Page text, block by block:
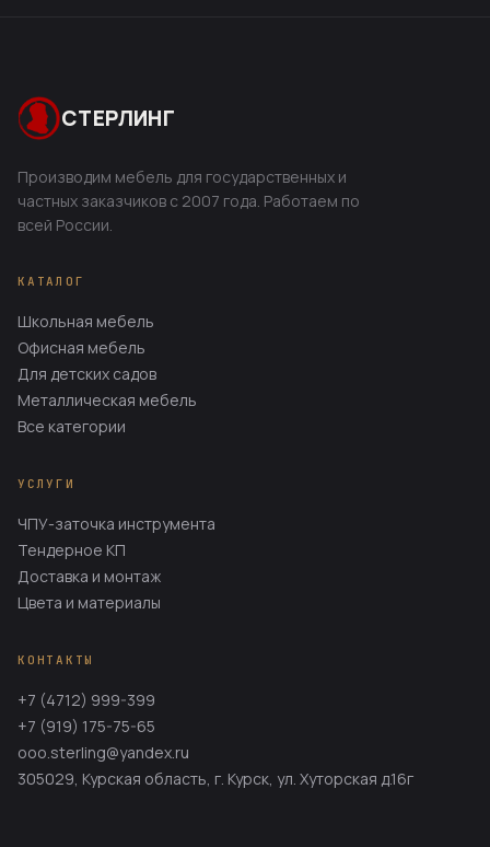
СТЕРЛИНГ
Производим мебель для государственных и
частных заказчиков с 2007 года. Работаем по
всей России.
КАТАЛОГ
Школьная мебель
Офисная мебель
Для детских садов
Металлическая мебель
Все категории
УСЛУГИ
ЧПУ-заточка инструмента
Тендерное КП
Доставка и монтаж
Цвета и материалы
КОНТАКТЫ
+7 (4712) 999-399
+7 (919) 175-75-65
ooo.sterling@yandex.ru
305029, Курская область, г. Курск, ул. Хуторская д.16г